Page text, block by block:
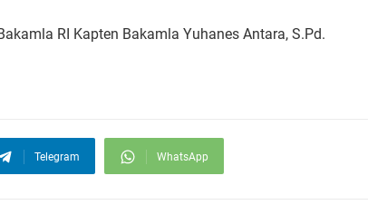
RI Kapten Bakamla Yuhanes Antara, S.Pd.
Telegram WhatsApp